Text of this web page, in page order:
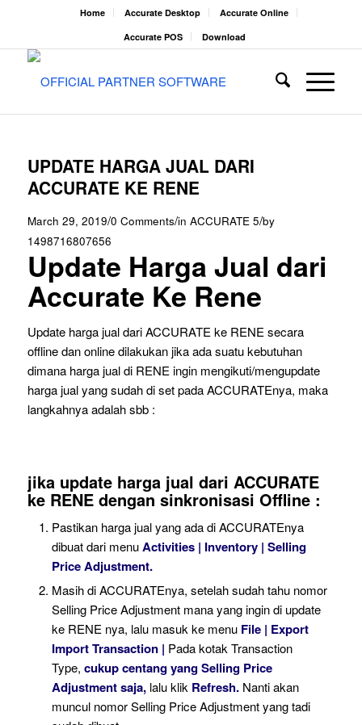
Home Accurate Desktop
Accurate Online
Accurate POS
Download
UPDATE HARGA JUAL DARI
ACCURATE KE RENE
March 29, 2019/0 Comments/in ACCURATE 5/by
1498716807656
Update Harga Jual dari
Accurate Ke Rene
Update harga jual dari ACCURATE ke RENE secara
offline dan online dilakukan jika ada suatu kebutuhan
dimana harga jual di RENE ingin mengikuti/mengupdate
harga jual yang sudah di set pada ACCURATEnya, maka
langkahnya adalah sbb :
jika update harga jual dari ACCURATE
ke RENE dengan sinkronisasi Offline :
Pastikan harga jual yang ada di ACCURATEnya
dibuat dari menuActivities | Inventory | Selling
Price Adjustment.
Masih di ACCURATEnya, setelah sudah tahu nomor
Selling Price Adjustment mana yang ingin di update
ke RENE nya, lalu masuk ke menu File | Export
Import Transaction | Pada kotak Transaction
Type, cukup centang yang Selling Price
Adjustment saja, lalu klik Refresh. Nanti akan
muncul nomor Selling Price Adjustment yang tadi